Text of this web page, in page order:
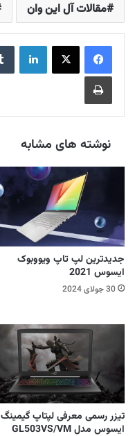
مقالات آل این وان
لینکدین
چاپ
نوشته های مشابه
جدیدترین لپ تاپ ویووبوک
ایسوس 2021
30 جولای 2024
تیزر رسمی معرفی لپتاپ گیمینگ
ایسوس مدل GL503VS/VM